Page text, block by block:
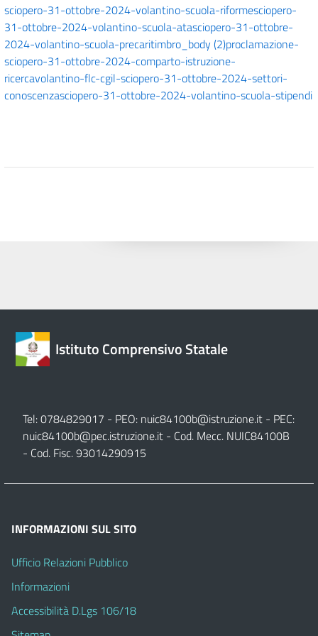
sciopero-31-ottobre-2024-volantino-scuola-riformesciopero-
31-ottobre-2024-volantino-scuola-atasciopero-31-ottobre-
2024-volantino-scuola-precaritimbro_body (2)proclamazione-
sciopero-31-ottobre-2024-comparto-istruzione-
ricercavolantino-flc-cgil-sciopero-31-ottobre-2024-settori-
conoscenzasciopero-31-ottobre-2024-volantino-scuola-stipendi
Istituto Comprensivo Statale
Tel: 0784829017 - PEO: nuic84100b@istruzione.it - PEC:
nuic84100b@pec.istruzione.it - Cod. Mecc. NUIC84100B
- Cod. Fisc. 93014290915
INFORMAZIONI SUL SITO
Ufficio Relazioni Pubblico
Informazioni
Accessibilità D.Lgs 106/18